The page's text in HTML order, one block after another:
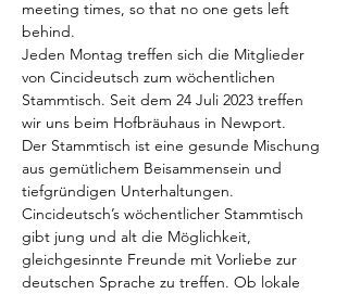
meeting times, so that no one gets left
behind.
Jeden Montag treffen sich die Mitglieder
von Cincideutsch zum wöchentlichen
Stammtisch. Seit dem 24 Juli 2023 treffen
wir uns beim Hofbräuhaus in Newport.
Der Stammtisch ist eine gesunde Mischung
aus gemütlichem Beisammensein und
tiefgründigen Unterhaltungen.
Cincideutsch’s wöchentlicher Stammtisch
gibt jung und alt die Möglichkeit,
gleichgesinnte Freunde mit Vorliebe zur
deutschen Sprache zu treffen. Ob lokale